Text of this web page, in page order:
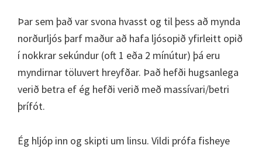
Þar sem það var svona hvasst og til þess að mynda
norðurljós þarf maður að hafa ljósopið yfirleitt opið
í nokkrar sekúndur (oft 1 eða 2 mínútur) þá eru
myndirnar töluvert hreyfðar. Það hefði hugsanlega
verið betra ef ég hefði verið með massívari/betri
þrífót.
Ég hljóp inn og skipti um linsu. Vildi prófa fisheye